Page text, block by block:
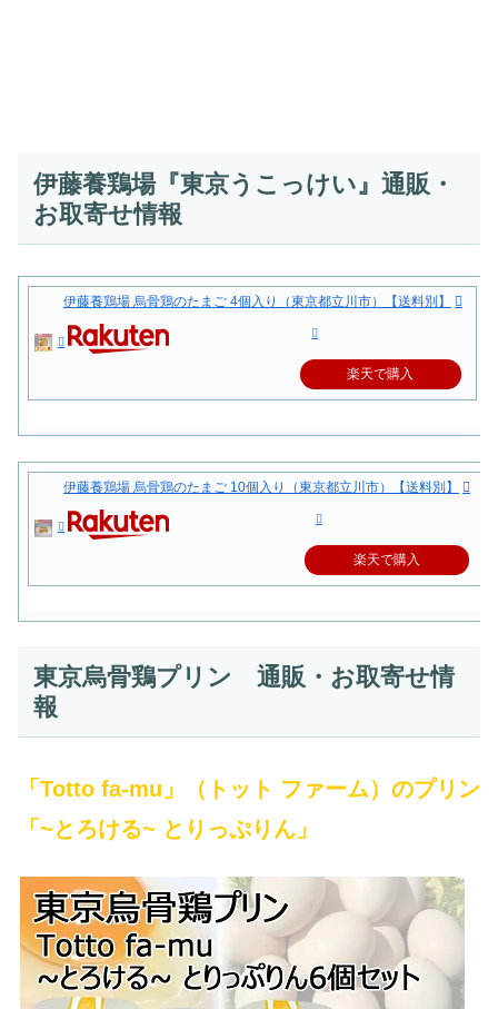
伊藤養鶏場『東京うこっけい』通販・
お取寄せ情報
伊藤養鶏場 烏骨鶏のたまご 4個入り（東京都立川市）【送料別】
楽天で購入
伊藤養鶏場 烏骨鶏のたまご 10個入り（東京都立川市）【送料別】
楽天で購入
東京烏骨鶏プリン 通販・お取寄せ情
報
「Totto fa-mu」（トット ファーム）のプリン
「~とろける~ とりっぷりん」